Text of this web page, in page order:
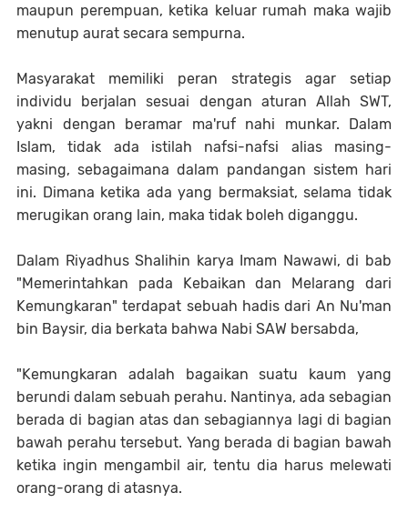
maupun perempuan, ketika keluar rumah maka wajib
menutup aurat secara sempurna.
Masyarakat memiliki peran strategis agar setiap
individu berjalan sesuai dengan aturan Allah SWT,
yakni dengan beramar ma'ruf nahi munkar. Dalam
Islam, tidak ada istilah nafsi-nafsi alias masing-
masing, sebagaimana dalam pandangan sistem hari
ini. Dimana ketika ada yang bermaksiat, selama tidak
merugikan orang lain, maka tidak boleh diganggu.
Dalam Riyadhus Shalihin karya Imam Nawawi, di bab
"Memerintahkan pada Kebaikan dan Melarang dari
Kemungkaran" terdapat sebuah hadis dari An Nu'man
bin Baysir, dia berkata bahwa Nabi SAW bersabda,
"Kemungkaran adalah bagaikan suatu kaum yang
berundi dalam sebuah perahu. Nantinya, ada sebagian
berada di bagian atas dan sebagiannya lagi di bagian
bawah perahu tersebut. Yang berada di bagian bawah
ketika ingin mengambil air, tentu dia harus melewati
orang-orang di atasnya.